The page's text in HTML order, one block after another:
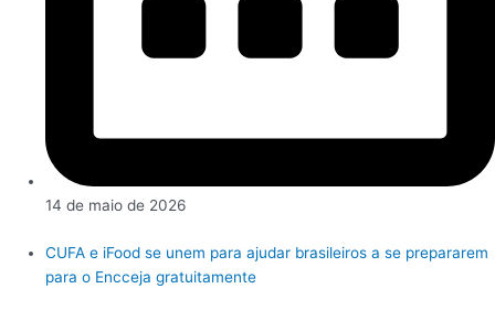
14 de maio de 2026
CUFA e iFood se unem para ajudar brasileiros a se prepararem
para o Encceja gratuitamente